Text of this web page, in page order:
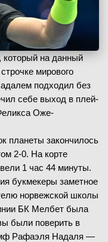
который на данный
мирового
подходил без
себе выход в плей-
Оже-
планеты закончилось
2-0. На корте
1 час 44 минуты.
букмекеры заметное
норвежской школы
БК Мелбет была
были поверить в
Рафаэля Надаля —